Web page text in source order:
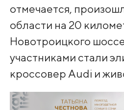
отмечается,
области на 20
Новотроицкого
участниками стали
кроссовер Audi и